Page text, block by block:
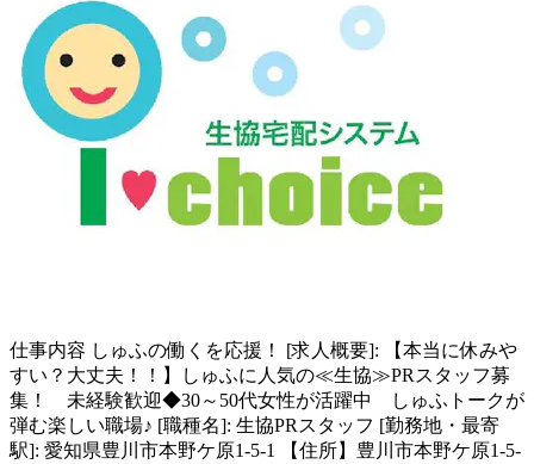
仕事内容 しゅふの働くを応援！ [求人概要]: 【本当に休みや
すい？大丈夫！！】しゅふに人気の≪生協≫PRスタッフ募
集！ 未経験歓迎◆30～50代女性が活躍中 しゅふトークが
弾む楽しい職場♪ [職種名]: 生協PRスタッフ [勤務地・最寄
駅]: 愛知県豊川市本野ケ原1-5-1 【住所】豊川市本野ケ原1-5-